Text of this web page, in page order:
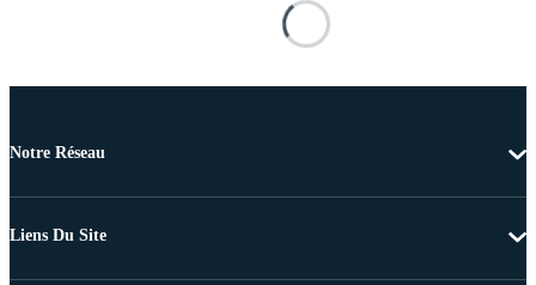
Notre Réseau
Liens Du Site